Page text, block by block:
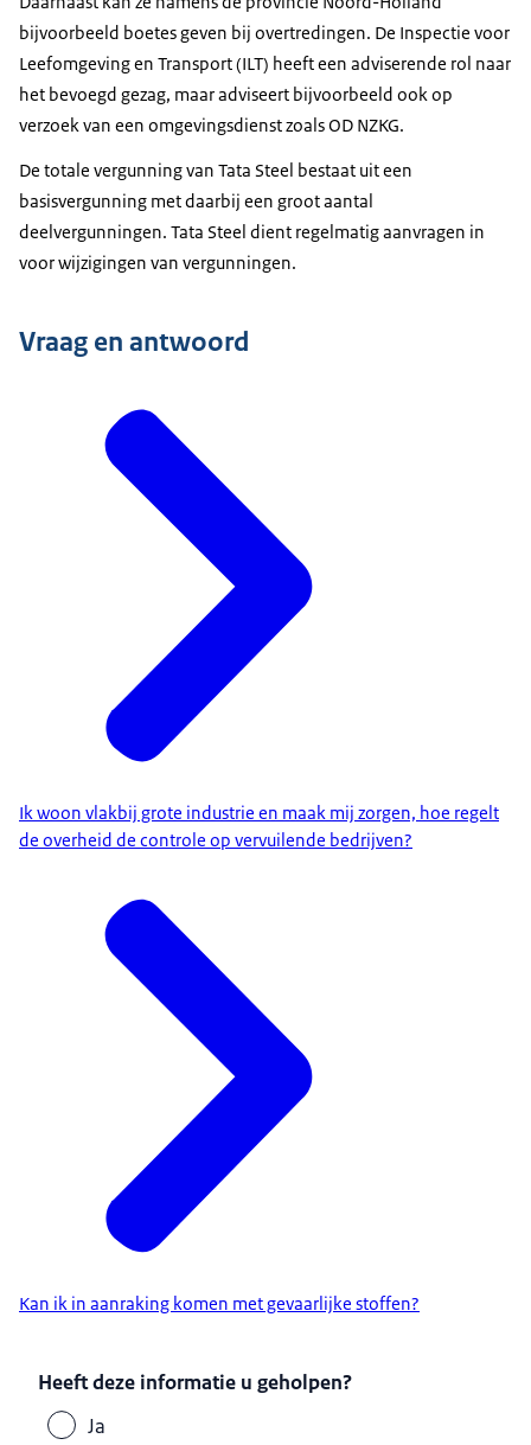
bijvoorbeeld boetes geven bij overtredingen. De Inspectie voor
Leefomgeving en Transport (ILT) heeft een adviserende rol naar
het bevoegd gezag, maar adviseert bijvoorbeeld ook op
verzoek van een omgevingsdienst zoals OD NZKG.
De totale vergunning van Tata Steel bestaat uit een
basisvergunning met daarbij een groot aantal
deelvergunningen. Tata Steel dient regelmatig aanvragen in
voor wijzigingen van vergunningen.
Vraag en antwoord
Ik woon vlakbij grote industrie en maak mij zorgen, hoe regelt
de overheid de controle op vervuilende bedrijven?
Kan ik in aanraking komen met gevaarlijke stoffen?
Heeft deze informatie u geholpen?
Ja